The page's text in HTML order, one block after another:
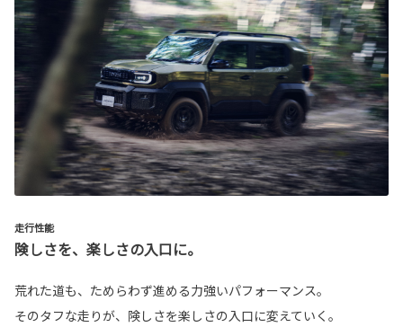
走行性能
険しさを、楽しさの入口に。
荒れた道も、ためらわず進める力強いパフォーマンス。
そのタフな走りが、険しさを楽しさの入口に変えていく。